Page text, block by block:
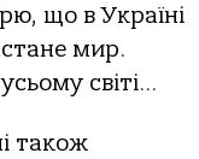
що в Україні
мир.
світі…
також